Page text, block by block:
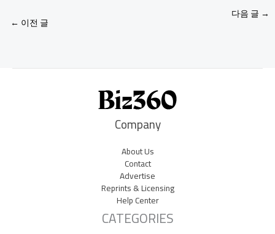
← 이전 글
다음 글 →
Company
About Us
Contact
Advertise
Reprints & Licensing
Help Center
CATEGORIES